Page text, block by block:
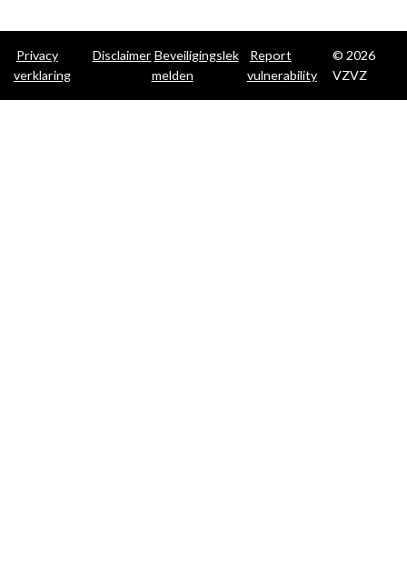
Privacy
verklaring
Disclaimer Beveiligingslek
melden
Report
vulnerability
© 2026
VZVZ